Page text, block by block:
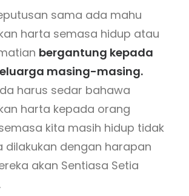
sama ada mahu
harta semasa hidup atau
bergantung kepada
masing-masing.
harus sedar bahawa
harta kepada orang
kita masih hidup tidak
dilakukan dengan harapan
akan Sentiasa Setia